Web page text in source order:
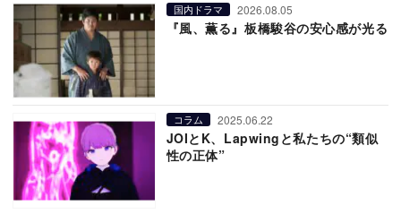
国内ドラマ 2026.08.05
『風、薫る』板橋駿谷の安心感が光る
コラム 2025.06.22
JOIとK、Lapwingと私たちの“類似
性の正体”